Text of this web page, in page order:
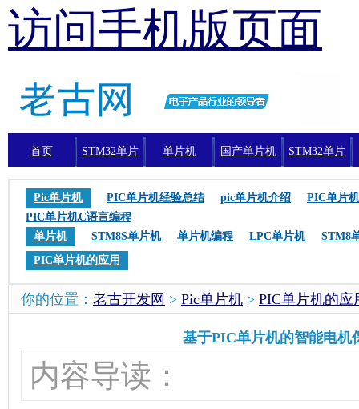
访问手机版页面
首页 STM32单片 单片机 国产单片机 STM32单片
Pic单片机
PIC单片机经验总结 pic单片机介绍
PIC单片
PIC单片机C语言编程
单片机
STM8S单片机 单片机编程 LPC单片机
STM8
PIC单片机的应用
你的位置： 老古开发网 > Pic单片机 > PIC单片机的应
基于PIC单片机的智能电机
内容导读：